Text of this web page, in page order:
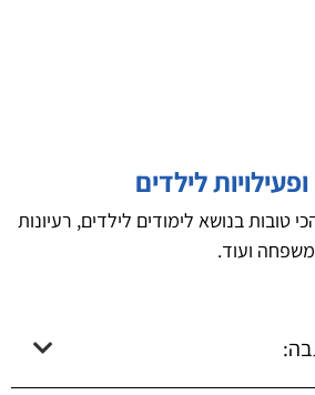
לילדים
טובות בנושא לימודים לילדים, רעיונות
ועוד.